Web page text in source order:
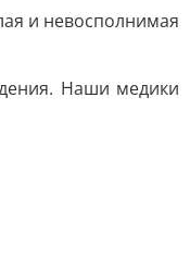
и невосполнимая
Наши медики